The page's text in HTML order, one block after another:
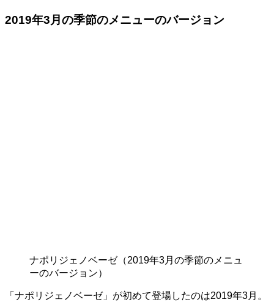
2019年3月の季節のメニューのバージョン
ナポリジェノベーゼ（2019年3月の季節のメニュ
ーのバージョン）
「ナポリジェノベーゼ」が初めて登場したのは2019年3月。